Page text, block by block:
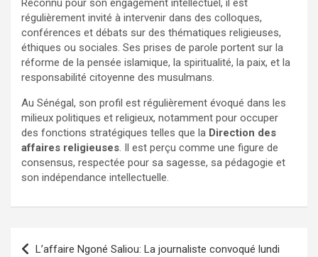
Reconnu pour son engagement intellectuel, il est
régulièrement invité à intervenir dans des colloques,
conférences et débats sur des thématiques religieuses,
éthiques ou sociales. Ses prises de parole portent sur la
réforme de la pensée islamique, la spiritualité, la paix, et la
responsabilité citoyenne des musulmans.
Au Sénégal, son profil est régulièrement évoqué dans les
milieux politiques et religieux, notamment pour occuper
des fonctions stratégiques telles que la Direction des
affaires religieuses. Il est perçu comme une figure de
consensus, respectée pour sa sagesse, sa pédagogie et
son indépendance intellectuelle.
L’affaire Ngoné Saliou: La journaliste convoqué lundi